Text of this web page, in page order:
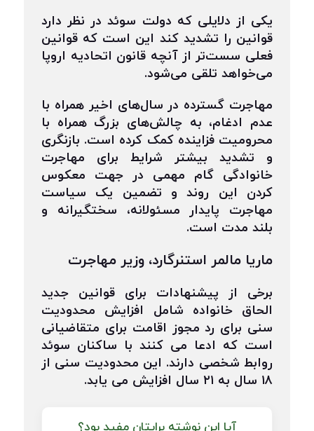
یکی از دلایلی که دولت سوئد در نظر دارد
قوانین را تشدید کند این است که قوانین
فعلی سست‌تر از آنچه قانون اتحادیه اروپا
می‌خواهد تلقی می‌شود.
مهاجرت گسترده در سال‌های اخیر همراه با
عدم ادغام، به چالش‌های بزرگ همراه با
محرومیت فزاینده کمک کرده است. بازنگری
و تشدید بیشتر شرایط برای مهاجرت
خانوادگی گام مهمی در جهت معکوس
کردن این روند و تضمین یک سیاست
مهاجرت پایدار مسئولانه، سختگیرانه و
بلند مدت است.
ماریا مالمر استنرگارد، وزیر مهاجرت
برخی از پیشنهادات برای قوانین جدید
الحاق خانواده شامل افزایش محدودیت
سنی برای رد مجوز اقامت برای متقاضیانی
است که ادعا می کنند با ساکنان سوئد
روابط شخصی دارند. این محدودیت سنی از
۱۸ سال به ۲۱ سال افزایش می یابد.